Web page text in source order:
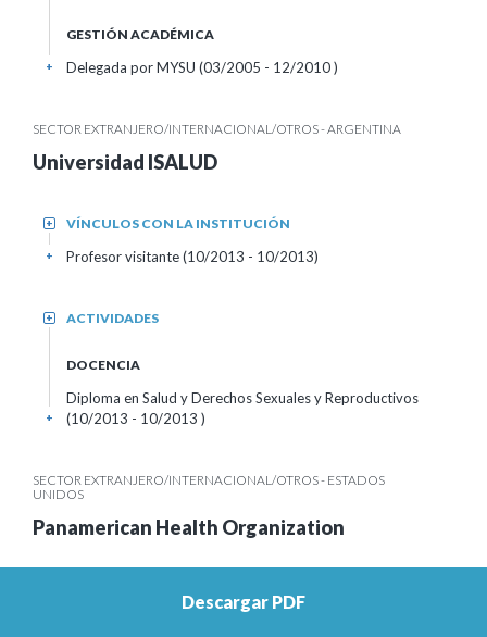
GESTIÓN ACADÉMICA
Delegada por MYSU (03/2005 - 12/2010 )
+
SECTOR EXTRANJERO/INTERNACIONAL/OTROS - ARGENTINA
Universidad ISALUD
VÍNCULOS CON LA INSTITUCIÓN
+
Profesor visitante (10/2013 - 10/2013)
+
ACTIVIDADES
+
DOCENCIA
Diploma en Salud y Derechos Sexuales y Reproductivos
(10/2013 - 10/2013 )
+
SECTOR EXTRANJERO/INTERNACIONAL/OTROS - ESTADOS
UNIDOS
Panamerican Health Organization
Descargar PDF